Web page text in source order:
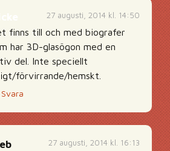
27 augusti, 2014 kl. 14:50
finns till och med biografer
har 3D-glasögon med en
del. Inte speciellt
förvirrande/hemskt.
Svara
27 augusti, 2014 kl. 16:13